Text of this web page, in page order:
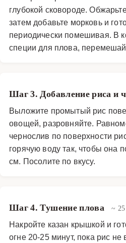
глубокой сковороде.
затем добавьте морковь и
периодически помешивая. В
специи для плова,
Шаг 3. Добавление риса и
Выложите промытый рис
овощей, разровняйте.
чернослив по поверхности
горячую воду так, чтобы она
см. Посолите по вкусу.
Шаг 4. Тушение плова ~
Накройте казан крышкой и
огне 20-25 минут, пока рис